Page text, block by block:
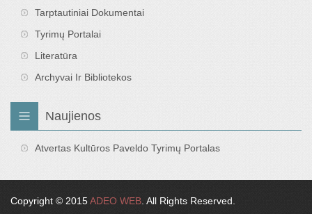
Tarptautiniai Dokumentai
Tyrimų Portalai
Literatūra
Archyvai Ir Bibliotekos
Naujienos
Atvertas Kultūros Paveldo Tyrimų Portalas
Copyright © 2015ADEO WEB . All Rights Reserved.